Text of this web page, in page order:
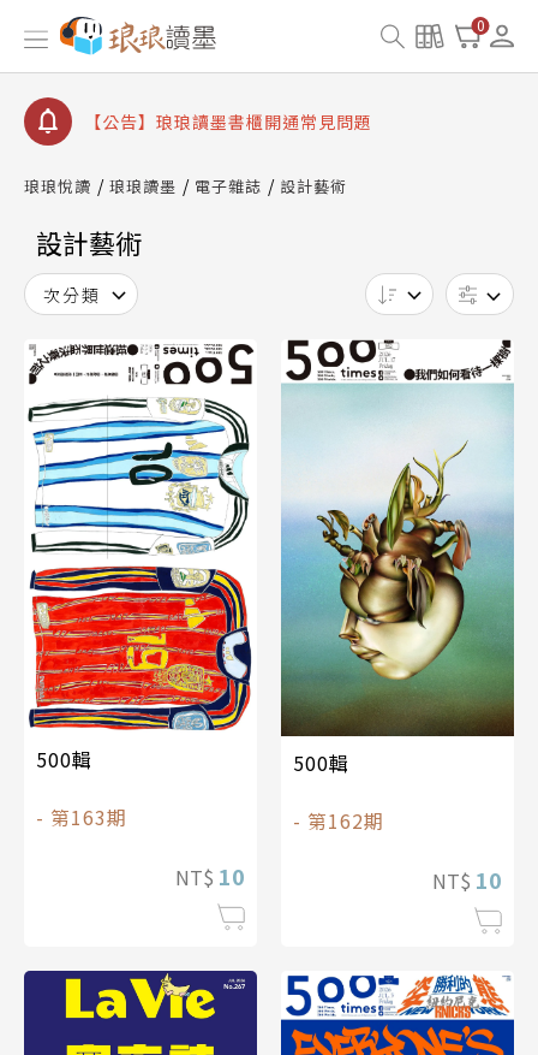
0
【公告】琅琅讀墨數位閱讀資產合併與書櫃開通申請
【公告】琅琅讀墨書櫃開通常見問題
【公告】琅琅讀墨 3 分鐘完成書櫃開通與資產合併申
請圖文教學
查詢
停部分閱讀服務
琅琅悅讀 琅琅讀墨 電子雜誌 設計藝術
設計藝術
次分類
500輯
- 第163期
NT$ 10
500輯
- 第162期
NT$ 10